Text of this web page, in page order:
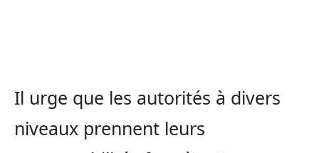
Il urge que les autorités à divers
niveaux prennent leurs